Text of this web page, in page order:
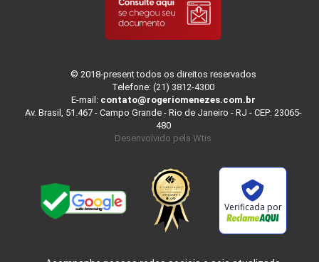
© 2018-present todos os direitos reservados
Telefone: (21) 3812-4300
E-mail: contato@rogeriomenezes.com.br
Av. Brasil, 51.467 - Campo Grande - Rio de Janeiro - RJ - CEP: 23065-
480
Desenvolvido pela Wtis
Verificada por